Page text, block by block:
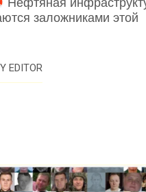
Нефтяная
заложниками этой
EDITOR